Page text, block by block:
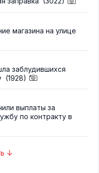
магазина на улице
заблудившихся
(1928)
выплаты за
по контракту в
↓